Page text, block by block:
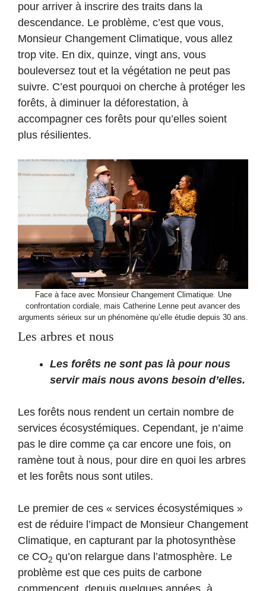
pour arriver à inscrire des traits dans la
descendance. Le problème, c’est que vous,
Monsieur Changement Climatique, vous allez
trop vite. En dix, quinze, vingt ans, vous
bouleversez tout et la végétation ne peut pas
suivre. C’est pourquoi on cherche à protéger les
forêts, à diminuer la déforestation, à
accompagner ces forêts pour qu’elles soient
plus résilientes.
Face à face avec Monsieur Changement Climatique. Une
confrontation cordiale, mais Catherine Lenne peut avancer des
arguments sérieux sur un phénomène qu’elle étudie depuis 30 ans.
Les arbres et nous
Les forêts ne sont pas là pour nous
servir mais nous avons besoin d’elles.
Les forêts nous rendent un certain nombre de
services écosystémiques. Cependant, je n’aime
pas le dire comme ça car encore une fois, on
ramène tout à nous, pour dire en quoi les arbres
et les forêts nous sont utiles.
Le premier de ces « services écosystémiques »
est de réduire l’impact de Monsieur Changement
Climatique, en capturant par la photosynthèse
ce CO2 qu’on relargue dans l’atmosphère. Le
problème est que ces puits de carbone